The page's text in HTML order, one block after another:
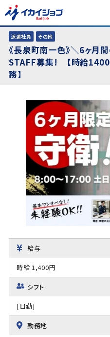
派遣社員 その他
《長泉町南一色》＼6ヶ月
STAFF募集! 【時給1400
務】
給与
時給 1,400円
シフト
[日勤]
勤務地